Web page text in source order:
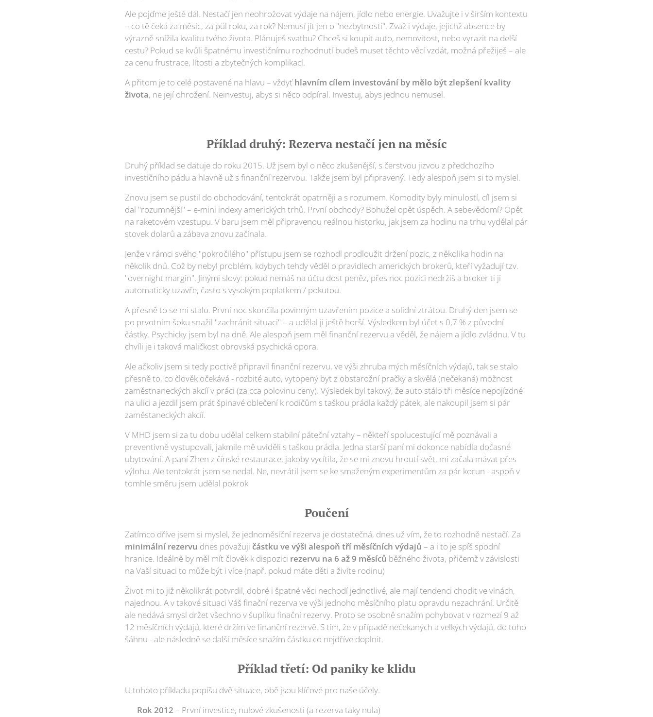
Ale pojďme ještě dál. Nestačí jen neohrožovat výdaje na nájem, jídlo nebo energie. Uvažujte i v širším kontextu
– co tě čeká za měsíc, za půl roku, za rok? Nemusí jít jen o "nezbytnosti". Zvaž i výdaje, jejichž absence by
výrazně snížila kvalitu tvého života. Plánuješ svatbu? Chceš si koupit auto, nemovitost, nebo vyrazit na delší
cestu? Pokud se kvůli špatnému investičnímu rozhodnutí budeš muset těchto věcí vzdát, možná přežiješ – ale
za cenu frustrace, lítosti a zbytečných komplikací.
A přitom je to celé postavené na hlavu – vždyťhlavním cílem investování by mělo být zlepšení kvality
života, ne její ohrožení. Neinvestuj, abys si něco odpíral. Investuj, abys jednou nemusel.
Příklad druhý: Rezerva nestačí jen na měsíc
Druhý příklad se datuje do roku 2015. Už jsem byl o něco zkušenější, s čerstvou jizvou z předchozího
investičního pádu a hlavně už s finanční rezervou. Takže jsem byl připravený. Tedy alespoň jsem si to myslel.
Znovu jsem se pustil do obchodování, tentokrát opatrněji a s rozumem. Komodity byly minulostí, cíl jsem si
dal "rozumnější" – e-mini indexy amerických trhů. První obchody? Bohužel opět úspěch. A sebevědomí? Opět
na raketovém vzestupu. V baru jsem měl připravenou reálnou historku, jak jsem za hodinu na trhu vydělal pár
stovek dolarů a zábava znovu začínala.
Jenže v rámci svého "pokročilého" přístupu jsem se rozhodl prodloužit držení pozic, z několika hodin na
několik dnů. Což by nebyl problém, kdybych tehdy věděl o pravidlech amerických brokerů, kteří vyžadují tzv.
"overnight margin". Jinými slovy: pokud nemáš na účtu dost peněz, přes noc pozici nedržíš a broker ti ji
automaticky uzavře, často s vysokým poplatkem / pokutou.
A přesně to se mi stalo. První noc skončila povinným uzavřením pozice a solidní ztrátou. Druhý den jsem se
po prvotním šoku snažil "zachránit situaci" – a udělal ji ještě horší. Výsledkem byl účet s 0,7 % z původní
částky. Psychicky jsem byl na dně. Ale alespoň jsem měl finanční rezervu a věděl, že nájem a jídlo zvládnu. V tu
chvíli je i taková maličkost obrovská psychická opora.
Ale ačkoliv jsem si tedy poctivě připravil finanční rezervu, ve výši zhruba mých měsíčních výdajů, tak se stalo
přesně to, co člověk očekává - rozbité auto, vytopený byt z obstarožní pračky a skvělá (nečekaná) možnost
zaměstnaneckých akcíí v práci (za cca polovinu ceny). Výsledek byl takový, že auto stálo tři měsíce nepojízdné
na ulici a jezdil jsem prát špinavé oblečení k rodičům s taškou prádla každý pátek, ale nakoupil jsem si pár
zaměstaneckých akcíí.
V MHD jsem si za tu dobu udělal celkem stabilní páteční vztahy – někteří spolucestující mě poznávali a
preventivně vystupovali, jakmile mě uviděli s taškou prádla. Jedna starší paní mi dokonce nabídla dočasné
ubytování. A paní Zhen z čínské restaurace, jakoby vycítila, že se mi znovu hroutí svět, mi začala mávat přes
výlohu. Ale tentokrát jsem se nedal. Ne, nevrátil jsem se ke smaženým experimentům za pár korun - aspoň v
tomhle směru jsem udělal pokrok
Poučení
Zatímco dříve jsem si myslel, že jednoměsíční rezerva je dostatečná, dnes už vím, že to rozhodně nestačí. Za
minimální rezervu dnes považuji částku ve výši alespoň tří měsíčních výdajů – a i to je spíš spodní
hranice. Ideálně by měl mít člověk k dispozici rezervu na 6 až 9 měsíců běžného života, přičemž v závislosti
na Vaší situaci to může být i více (např. pokud máte děti a živíte rodinu)
Život mi to již několikrát potvrdil, dobré i špatné věci nechodí jednotlivé, ale mají tendenci chodit ve vlnách,
najednou. A v takové situaci Váš finační rezerva ve výši jednoho měsíčního platu opravdu nezachrání. Určitě
ale nedává smysl držet všechno v šuplíku finační rezervy. Proto se osobně snažím pohybovat v rozmezí 9 až
12 měsíčních výdajů, které držím ve finanční rezervě. S tím, že v případě nečekaných a velkých výdajů, do toho
šáhnu - ale následně se další měsíce snažím částku co nejdříve doplnit.
Příklad třetí: Od paniky ke klidu
U tohoto příkladu popíšu dvě situace, obě jsou klíčové pro naše účely.
Rok 2012 – První investice, nulové zkušenosti (a rezerva taky nula)